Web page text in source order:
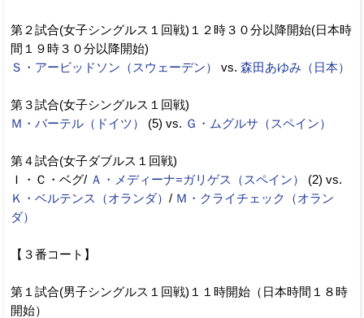
第２試合(女子シングルス１回戦)１２時３０分以降開始(日本時
間１９時３０分以降開始)
Ｓ・アービッドソン（スウェーデン）
vs. 森田あゆみ（日本）
第３試合(女子シングルス１回戦)
Ｍ・バーテル（ドイツ）
(5) vs. Ｇ・ムグルサ（スペイン）
第４試合(女子ダブルス１回戦)
Ｉ・Ｃ・ベグ/ Ａ・メディーナ=ガリゲス（スペイン）
(2) vs.
Ｋ・ベルテンス（オランダ） / Ｍ・クライチェック（オラン
ダ）
【３番コート】
第１試合(男子シングルス１回戦)１１時開始（日本時間１８時
開始）